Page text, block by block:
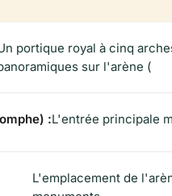
portique royal à cinq
sur l'arène (
:L'entrée principale
L'emplacement de